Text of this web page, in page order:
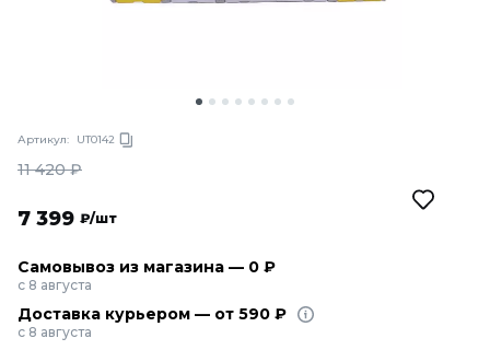
Артикул: UT0142
11 420₽
7 399 ₽/шт
Самовывоз из магазина — 0 ₽
с 8 августа
Доставка курьером — от 590 ₽
с 8 августа